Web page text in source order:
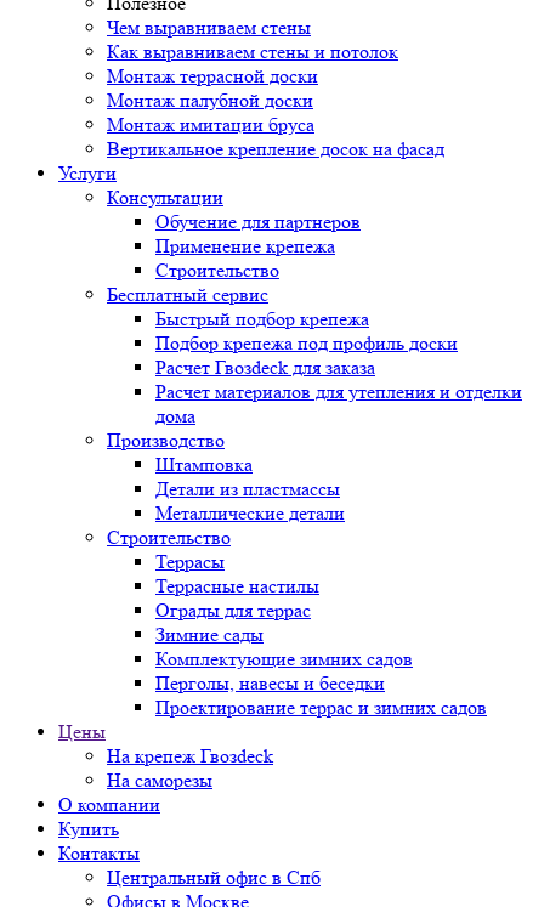
Чем выравниваем стены
Как выравниваем стены и потолок
Монтаж террасной доски
Монтаж палубной доски
Монтаж имитации бруса
Вертикальное крепление досок на фасад
Услуги
Консультации
Обучение для партнеров
Применение крепежа
Строительство
Бесплатный сервис
Быстрый подбор крепежа
Подбор крепежа под профиль доски
Расчет Гвозdeck для заказа
Расчет материалов для утепления и отделки
дома
Производство
Штамповка
Детали из пластмассы
Металлические детали
Строительство
Террасы
Террасные настилы
Ограды для террас
Зимние сады
Комплектующие зимних садов
Перголы, навесы и беседки
Проектирование террас и зимних садов
Цены
На крепеж Гвозdeck
На саморезы
О компании
Купить
Контакты
Центральный офис в Спб
Офисы в Москве